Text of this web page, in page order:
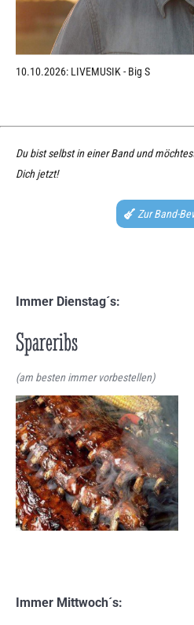
10.10.2026: LIVEMUSIK - Big S
Du bist selbst in einer Band und
Dich jetzt!
Zur Band-
Immer Dienstag´s:
Spareribs
(am besten immer vorbestellen)
Immer Mittwoch´s: